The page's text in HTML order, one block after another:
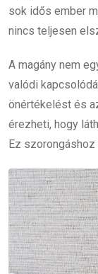
sok idős ember
nincs teljesen
A magány nem
valódi
önértékelést és
érezheti, hogy
Ez